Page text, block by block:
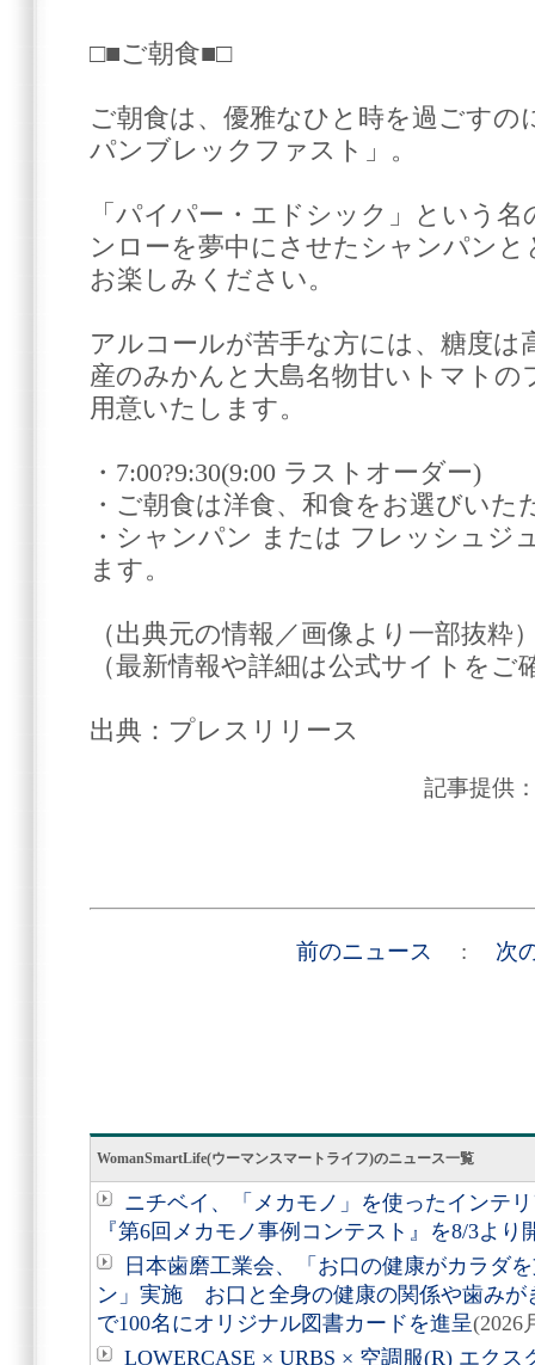
□■ご朝食■□
ご朝食は、優雅なひと時を過ごすの
パンブレックファスト」。
「パイパー・エドシック」という
ンローを夢中にさせたシャンパン
お楽しみください。
アルコールが苦手な方には、糖度は
産のみかんと大島名物甘いトマト
用意いたします。
・7:00?9:30(9:00 ラストオーダー)
・ご朝食は洋食、和食をお選びいた
・シャンパン または フレッシュジ
ます。
（出典元の情報／画像より一部抜粋
（最新情報や詳細は公式サイトをご
出典：プレスリリース
記事提供
前のニュース : 次
WomanSmartLife(ウーマンスマートライフ)のニュース一覧
ニチベイ、「メカモノ」を使ったインテ
『第6回メカモノ事例コンテスト』を8/3より
日本歯磨工業会、「お口の健康がカラダ
ン」実施 お口と全身の健康の関係や歯みが
で100名にオリジナル図書カードを進呈(2026
LOWERCASE × URBS × 空調服(R) エク